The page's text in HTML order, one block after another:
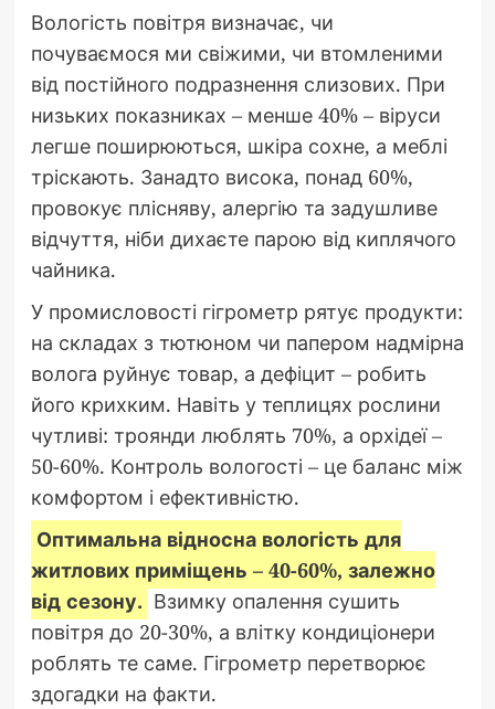
Вологість повітря визначає, чи
почуваємося ми свіжими, чи втомленими
від постійного подразнення слизових. При
низьких показниках – менше 40% – віруси
легше поширюються, шкіра сохне, а меблі
тріскають. Занадто висока, понад 60%,
провокує плісняву, алергію та задушливе
відчуття, ніби дихаєте парою від киплячого
чайника.
У промисловості гігрометр рятує продукти:
на складах з тютюном чи папером надмірна
волога руйнує товар, а дефіцит – робить
його крихким. Навіть у теплицях рослини
чутливі: троянди люблять 70%, а орхідеї –
50-60%. Контроль вологості – це баланс між
комфортом і ефективністю.
Оптимальна відносна вологість для
житлових приміщень – 40-60%, залежно
від сезону. Взимку опалення сушить
повітря до 20-30%, а влітку кондиціонери
роблять те саме. Гігрометр перетворює
здогадки на факти.